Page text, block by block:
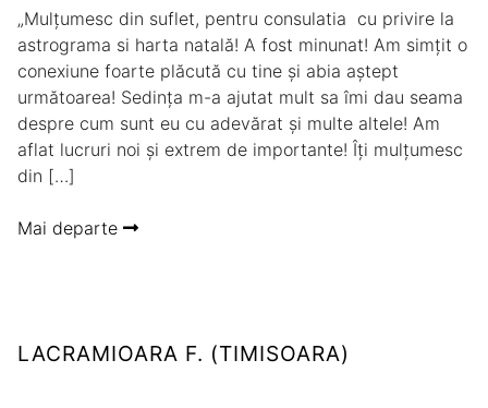
„Mulțumesc din suflet, pentru consulatia cu privire la
astrograma si harta natală! A fost minunat! Am simțit o
conexiune foarte plăcută cu tine și abia aștept
următoarea! Sedința m-a ajutat mult sa îmi dau seama
despre cum sunt eu cu adevărat și multe altele! Am
aflat lucruri noi și extrem de importante! Îți mulțumesc
din […]
Mai departe
LACRAMIOARA F. (TIMISOARA)